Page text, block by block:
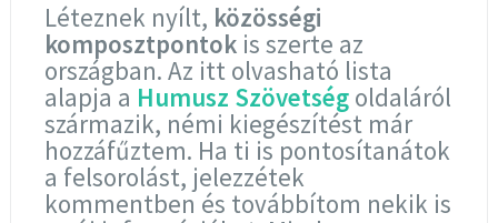
Léteznek nyílt, közösségi
komposztpontokis szerte az
országban. Az itt olvasható lista
alapja a Humusz Szövetségoldaláról
származik, némi kiegészítést már
hozzáfűztem. Ha ti is pontosítanátok
a felsorolást, jelezzétek
kommentben és továbbítom nekik is